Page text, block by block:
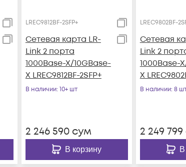
LREC9812BF-2SFP+
Сетевая карта LR-
Link 2 порта
1000Base-X/10GBase-
X LREC9812BF-2SFP+
В наличии: 10+ шт
2 246 590сум
В корзину
LREC9802BF-
Сетевая
Link 2
1000Base-
X
В наличии: 8
2 249 799
В